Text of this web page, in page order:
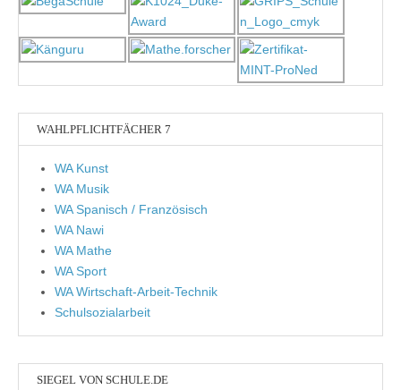
WAHLPFLICHTFÄCHER 7
WA Kunst
WA Musik
WA Spanisch / Französisch
WA Nawi
WA Mathe
WA Sport
WA Wirtschaft-Arbeit-Technik
Schulsozialarbeit
SIEGEL VON SCHULE.DE